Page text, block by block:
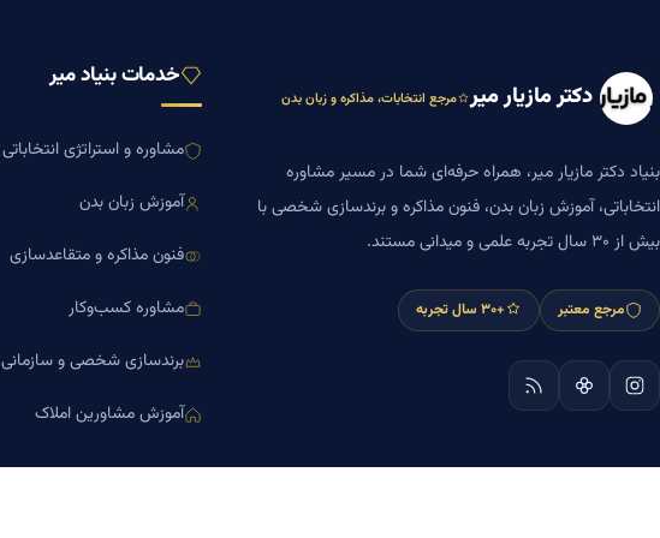
دکتر مازیار میر مرجع انتخابات، مذاکره و زبان بدن
بنیاد دکتر مازیار میر، همراه حرفه‌ای شما در مسیر مشاوره
انتخاباتی، آموزش زبان بدن، فنون مذاکره و برندسازی شخصی با
بیش از ۳۰ سال تجربه علمی و میدانی مستند.
مرجع معتبر +۳۰ سال تجربه
خدمات بنیاد میر
مشاوره و استراتژی انتخاباتی
آموزش زبان بدن
فنون مذاکره و متقاعدسازی
مشاوره کسب‌وکار
برندسازی شخصی و سازمانی
آموزش مشاورین املاک